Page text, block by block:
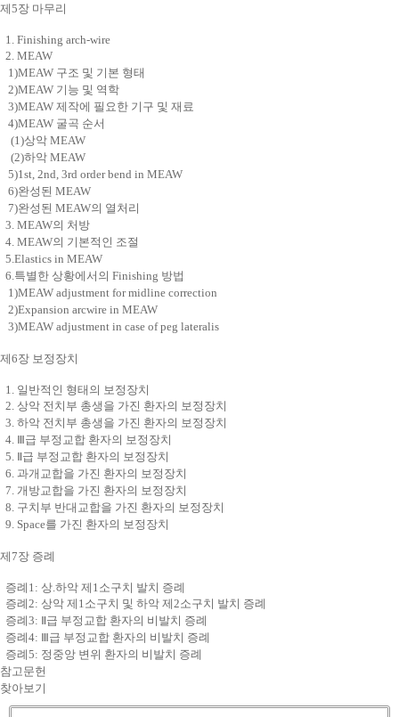
제5장 마무리
1. Finishing arch-wire
2. MEAW
1)MEAW 구조 및 기본 형태
2)MEAW 기능 및 역학
3)MEAW 제작에 필요한 기구 및 재료
4)MEAW 굴곡 순서
(1)상악 MEAW
(2)하악 MEAW
5)1st, 2nd, 3rd order bend in MEAW
6)완성된 MEAW
7)완성된 MEAW의 열처리
3. MEAW의 처방
4. MEAW의 기본적인 조절
5.Elastics in MEAW
6.특별한 상황에서의 Finishing 방법
1)MEAW adjustment for midline correction
2)Expansion arcwire in MEAW
3)MEAW adjustment in case of peg lateralis
제6장 보정장치
1. 일반적인 형태의 보정장치
2. 상악 전치부 총생을 가진 환자의 보정장치
3. 하악 전치부 총생을 가진 환자의 보정장치
4. Ⅲ급 부정교합 환자의 보정장치
5. Ⅱ급 부정교합 환자의 보정장치
6. 과개교합을 가진 환자의 보정장치
7. 개방교합을 가진 환자의 보정장치
8. 구치부 반대교합을 가진 환자의 보정장치
9. Space를 가진 환자의 보정장치
제7장 증례
증례1: 상.하악 제1소구치 발치 증례
증례2: 상악 제1소구치 및 하악 제2소구치 발치 증례
증례3: Ⅱ급 부정교합 환자의 비발치 증례
증례4: Ⅲ급 부정교합 환자의 비발치 증례
증례5: 정중앙 변위 환자의 비발치 증례
참고문헌
찾아보기